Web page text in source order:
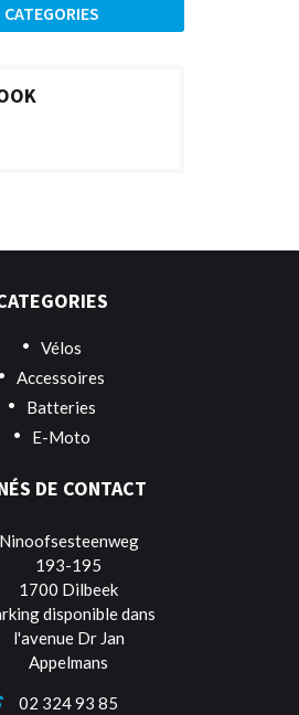
CATEGORIES
Vélos
Accessoires
Batteries
E-Moto
DE CONTACT
Ninoofsesteenweg
193-195
1700 Dilbeek
disponible dans
l'avenue Dr Jan
Appelmans
02 324 93 85